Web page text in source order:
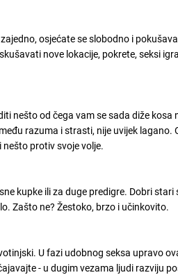
osjećate se slobodno i
nove lokacije, pokrete, seksi
nešto od čega vam se sada diže kosa
razuma i strasti, nije uvijek lagano.
protiv svoje volje.
kupke ili za duge predigre. Dobri stari
Zašto ne? Žestoko, brzo i učinkovito.
U fazi udobnog seksa upravo
- u dugim vezama ljudi razviju